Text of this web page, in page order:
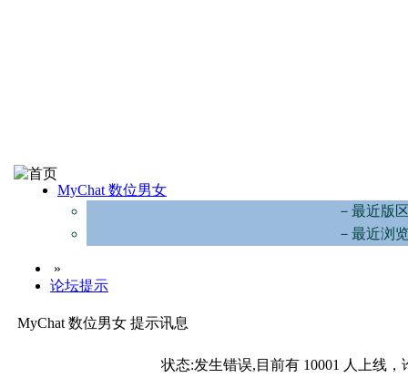
MyChat 数位男女
－最近版
－最近浏
»
论坛提示
MyChat 数位男女 提示讯息
状态:发生错误,目前有 10001 人上线